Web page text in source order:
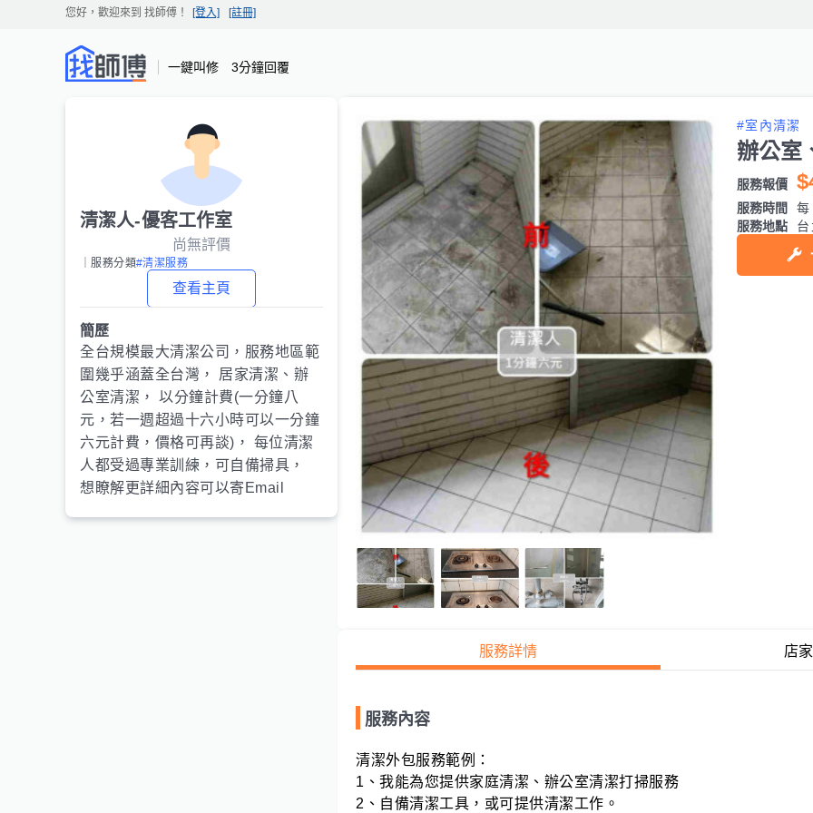
您好，歡迎來到 找師傅 ！ [登入] [註冊]
一鍵叫修 3分鐘回覆
清潔人-優客工作室
尚無評價
｜服務分類#清潔服務
查看主頁
簡歷
全台規模最大清潔公司，服務地區範
圍幾乎涵蓋全台灣， 居家清潔、辦
公室清潔， 以分鐘計費(一分鐘八
元，若一週超過十六小時可以一分鐘
六元計費，價格可再談)， 每位清潔
人都受過專業訓練，可自備掃具，
想瞭解更詳細內容可以寄Email
#室內清潔
辦公室
服務報價
服務時間
服務地點
服務詳情 店
服務內容
清潔外包服務範例：
1、我能為您提供家庭清潔、辦公室清潔打掃服務
2、自備清潔工具，或可提供清潔工作。